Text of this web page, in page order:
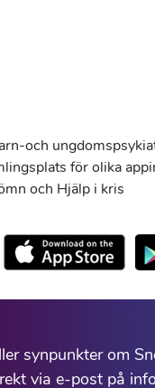
och
för olika
och Hjälp i kris
synpunkter om
via e-post på